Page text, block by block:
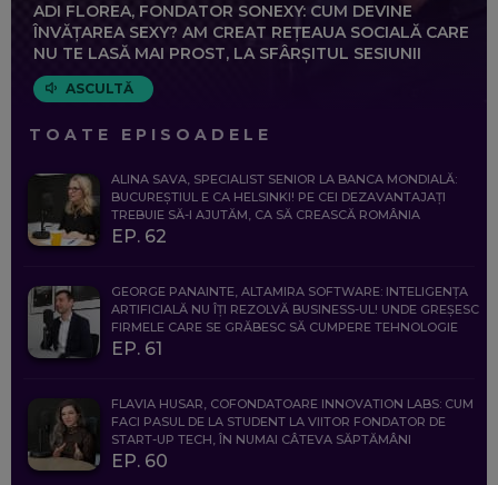
ADI FLOREA, FONDATOR SONEXY: CUM DEVINE
ÎNVĂȚAREA SEXY? AM CREAT REȚEAUA SOCIALĂ CARE
NU TE LASĂ MAI PROST, LA SFÂRȘITUL SESIUNII
ASCULTĂ
TOATE EPISOADELE
ALINA SAVA, SPECIALIST SENIOR LA BANCA MONDIALĂ:
BUCUREȘTIUL E CA HELSINKI! PE CEI DEZAVANTAJAȚI
TREBUIE SĂ-I AJUTĂM, CA SĂ CREASCĂ ROMÂNIA
EP. 62
GEORGE PANAINTE, ALTAMIRA SOFTWARE: INTELIGENȚA
ARTIFICIALĂ NU ÎȚI REZOLVĂ BUSINESS-UL! UNDE GREȘESC
FIRMELE CARE SE GRĂBESC SĂ CUMPERE TEHNOLOGIE
EP. 61
FLAVIA HUSAR, COFONDATOARE INNOVATION LABS: CUM
FACI PASUL DE LA STUDENT LA VIITOR FONDATOR DE
START-UP TECH, ÎN NUMAI CÂTEVA SĂPTĂMÂNI
EP. 60